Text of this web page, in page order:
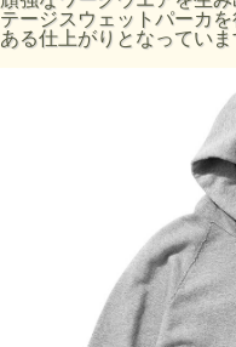
4本針のフラットシーマ
丈。肌への当たりが優し
王道カラーのメタルグレ
クなスウェット製品の表
んわりとした弾力と柔ら
な仕上がりのReactive
の柔らかくナチュラルな
ェット本来のシンプルな
しやすさが特徴。スウェ
色の濃淡が際立つ
ない味のある表情が特徴
せしさらに風合いを増し
質なビンテージ品のよう
テージスウェットパーカ
ある仕上がりとなっていま